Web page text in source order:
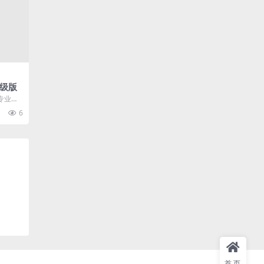
版
业视
...
6